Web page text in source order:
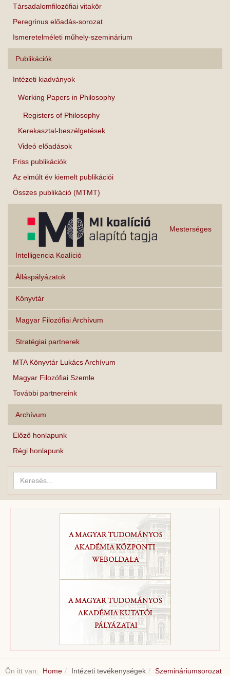
Társadalomfilozófiai vitakör
Peregrinus előadás-sorozat
Ismeretelméleti műhely-szeminárium
Publikációk
Intézeti kiadványok
Working Papers in Philosophy
Registers of Philosophy
Kerekasztal-beszélgetések
Videó előadások
Friss publikációk
Az elmúlt év kiemelt publikációi
Összes publikáció (MTMT)
Mesterséges
Intelligencia Koalíció
Álláspályázatok
Könyvtár
Magyar Filozófiai Archívum
Stratégiai partnerek
MTA Könyvtár Lukács Archívum
Magyar Filozófiai Szemle
További partnereink
Archívum
Előző honlapunk
Régi honlapunk
Keresés...
Ön itt van: Home Intézeti tevékenységek Szemináriumsorozat